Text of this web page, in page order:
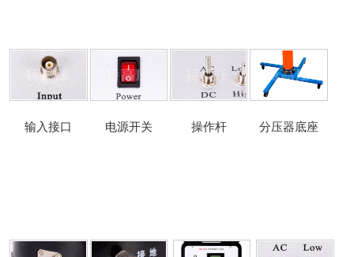
输入接口 电源开关 操作杆 分压器底座